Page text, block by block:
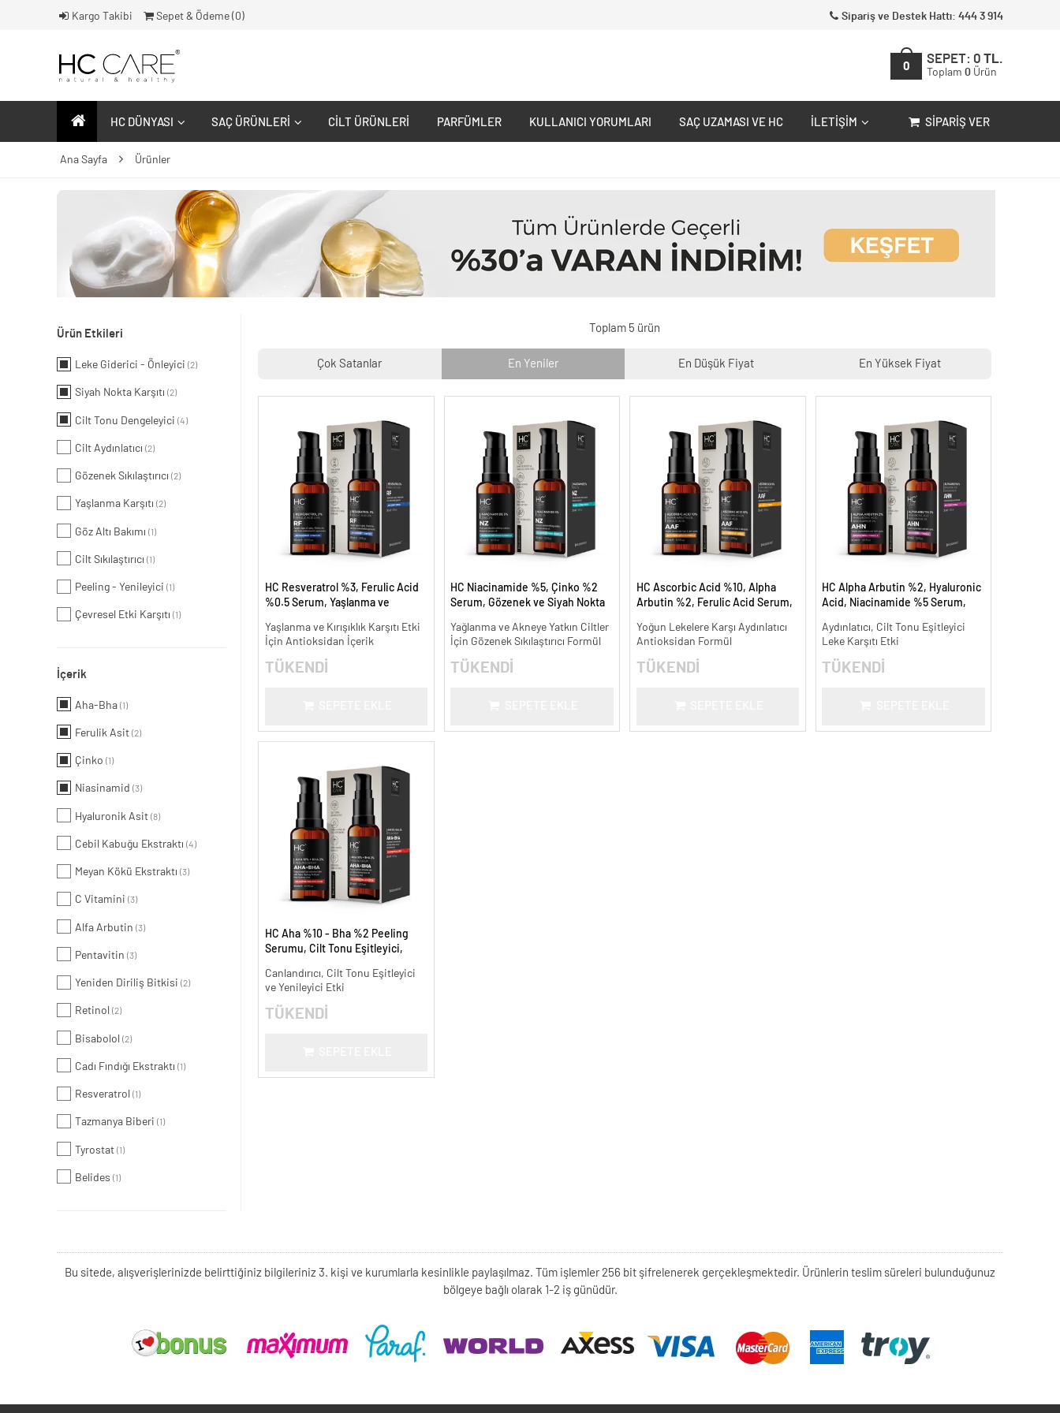
Kargo Takibi Sepet & Ödeme ( 0) Sipariş ve Destek Hattı: 444 3 914
0
SEPET: 0 TL.
Toplam 0 Ürün
HC DÜNYASI SAÇ ÜRÜNLERI CILT ÜRÜNLERI PARFÜMLER KULLANICI YORUMLARI SAÇ UZAMASI VE HC İLETIŞIM SIPARIŞ VER
Ana Sayfa Ürünler
Ürün Etkileri
Leke Giderici - Önleyici (2)
Siyah Nokta Karşıtı (2)
Cilt Tonu Dengeleyici (4)
Cilt Aydınlatıcı (2)
Gözenek Sıkılaştırıcı (2)
Yaşlanma Karşıtı (2)
Göz Altı Bakımı (1)
Cilt Sıkılaştırıcı (1)
Peeling - Yenileyici (1)
Çevresel Etki Karşıtı (1)
İçerik
Aha-Bha (1)
Ferulik Asit (2)
Çinko (1)
Niasinamid (3)
Hyaluronik Asit (8)
Cebil Kabuğu Ekstraktı (4)
Meyan Kökü Ekstraktı (3)
C Vitamini (3)
Alfa Arbutin (3)
Pentavitin (3)
Yeniden Diriliş Bitkisi (2)
Retinol (2)
Bisabolol (2)
Cadı Fındığı Ekstraktı (1)
Resveratrol (1)
Tazmanya Biberi (1)
Tyrostat (1)
Belides (1)
Toplam 5 ürün
Çok Satanlar En Yeniler En Düşük Fiyat En Yüksek Fiyat
HC Resveratrol %3, Ferulic Acid
%0.5 Serum, Yaşlanma ve
Yaşlanma ve Kırışıklık Karşıtı Etki
İçin Antioksidan İçerik
TÜKENDİ
HC Niacinamide %5, Çinko %2
Serum, Gözenek ve Siyah Nokta
- 30 ml.
Yağlanma ve Akneye Yatkın Ciltler
İçin Gözenek Sıkılaştırıcı Formül
TÜKENDİ
HC Ascorbic Acid %10, Alpha
Arbutin %2, Ferulic Acid Serum,
ml.
Yoğun Lekelere Karşı Aydınlatıcı
Antioksidan Formül
TÜKENDİ
HC Alpha Arbutin %2, Hyaluronic
Acid, Niacinamide %5 Serum,
Aydınlatıcı, Cilt Tonu Eşitleyici
Leke Karşıtı Etki
TÜKENDİ
HC Aha %10 - Bha %2 Peeling
Serumu, Cilt Tonu Eşitleyici,
Canlandırıcı, Cilt Tonu Eşitleyici
ve Yenileyici Etki
TÜKENDİ
Bu sitede, alışverişlerinizde belirttiğiniz bilgileriniz 3. kişi ve kurumlarla kesinlikle paylaşılmaz. Tüm işlemler 256 bit şifrelenerek gerçekleşmektedir. Ürünlerin teslim süreleri bulunduğunuz
bölgeye bağlı olarak 1-2 iş günüdür.